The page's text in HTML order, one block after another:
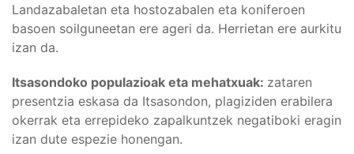
Landazabaletan eta hostozabalen eta koniferoen
basoen soilguneetan ere ageri da. Herrietan ere aurkitu
izan da.
Itsasondoko populazioak eta mehatxuak: zataren
presentzia eskasa da Itsasondon, plagiziden erabilera
okerrak eta errepideko zapalkuntzek negatiboki eragin
izan dute espezie honengan.